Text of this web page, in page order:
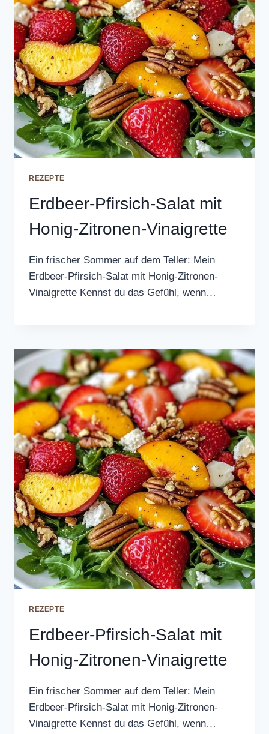
REZEPTE
Erdbeer-Pfirsich-Salat mit
Honig-Zitronen-Vinaigrette
Ein frischer Sommer auf dem Teller: Mein
Erdbeer-Pfirsich-Salat mit Honig-Zitronen-
Vinaigrette Kennst du das Gefühl, wenn…
REZEPTE
Erdbeer-Pfirsich-Salat mit
Honig-Zitronen-Vinaigrette
Ein frischer Sommer auf dem Teller: Mein
Erdbeer-Pfirsich-Salat mit Honig-Zitronen-
Vinaigrette Kennst du das Gefühl, wenn…